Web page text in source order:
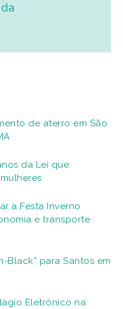
de aterro em São
da Lei que
a Festa Inverno
e transporte
Black” para Santos em
Eletrônico na